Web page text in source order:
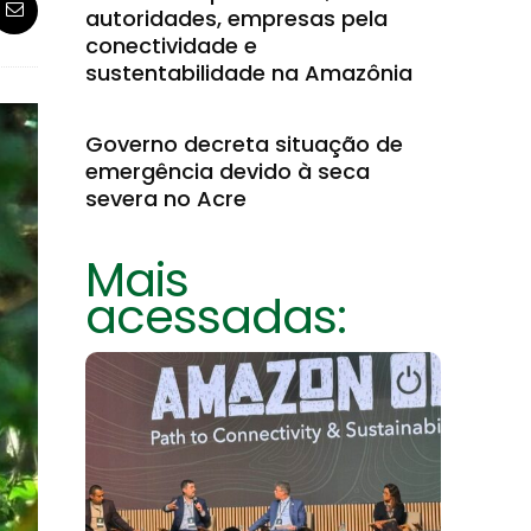
autoridades, empresas pela
conectividade e
sustentabilidade na Amazônia
Governo decreta situação de
emergência devido à seca
severa no Acre
Mais
acessadas: